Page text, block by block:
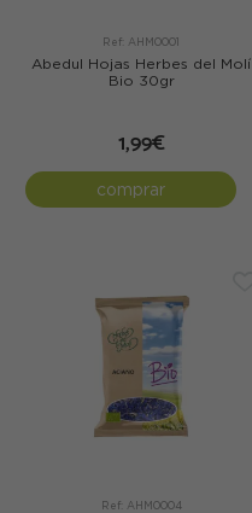
Ref: AHM0001
Abedul Hojas Herbes del Molí
Bio 30gr
1,99€
comprar
Ref: AHM0004